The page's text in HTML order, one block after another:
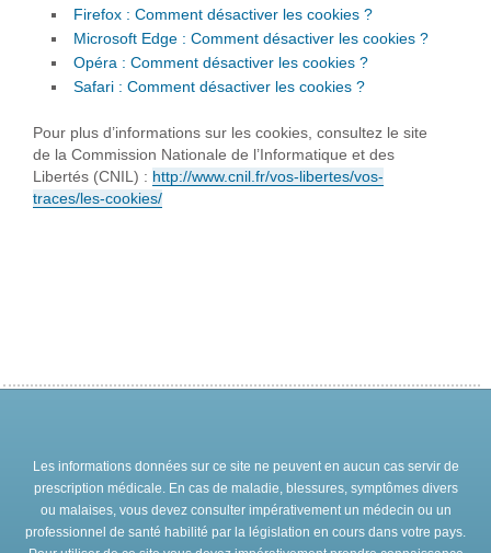
Firefox : Comment désactiver les cookies ?
Microsoft Edge : Comment désactiver les cookies ?
Opéra : Comment désactiver les cookies ?
Safari : Comment désactiver les cookies ?
Pour plus d’informations sur les cookies, consultez le site
de la Commission Nationale de l’Informatique et des
Libertés (CNIL) : http://www.cnil.fr/vos-libertes/vos-
traces/les-cookies/
Les informations données sur ce site ne peuvent en aucun cas servir de
prescription médicale. En cas de maladie, blessures, symptômes divers
ou malaises, vous devez consulter impérativement un médecin ou un
professionnel de santé habilité par la législation en cours dans votre pays.